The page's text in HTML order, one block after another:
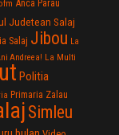
Anca Parau
Judetean Salaj
Salaj Jibou La
Andreea! La Multi
Politia
Primaria Zalau
Simleu